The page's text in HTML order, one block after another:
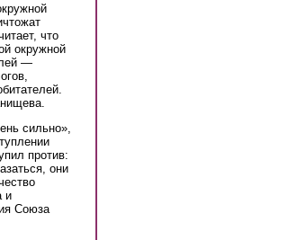
что
окружной
—
сильно»,
против:
они
и
Союза